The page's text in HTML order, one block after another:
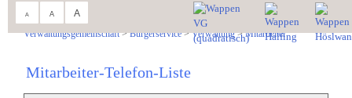
A A A
Verwaltungsgemeinschaft>Bürgerservice>Verwaltung>Mitarbeiter
Mitarbeiter-Telefon-Liste